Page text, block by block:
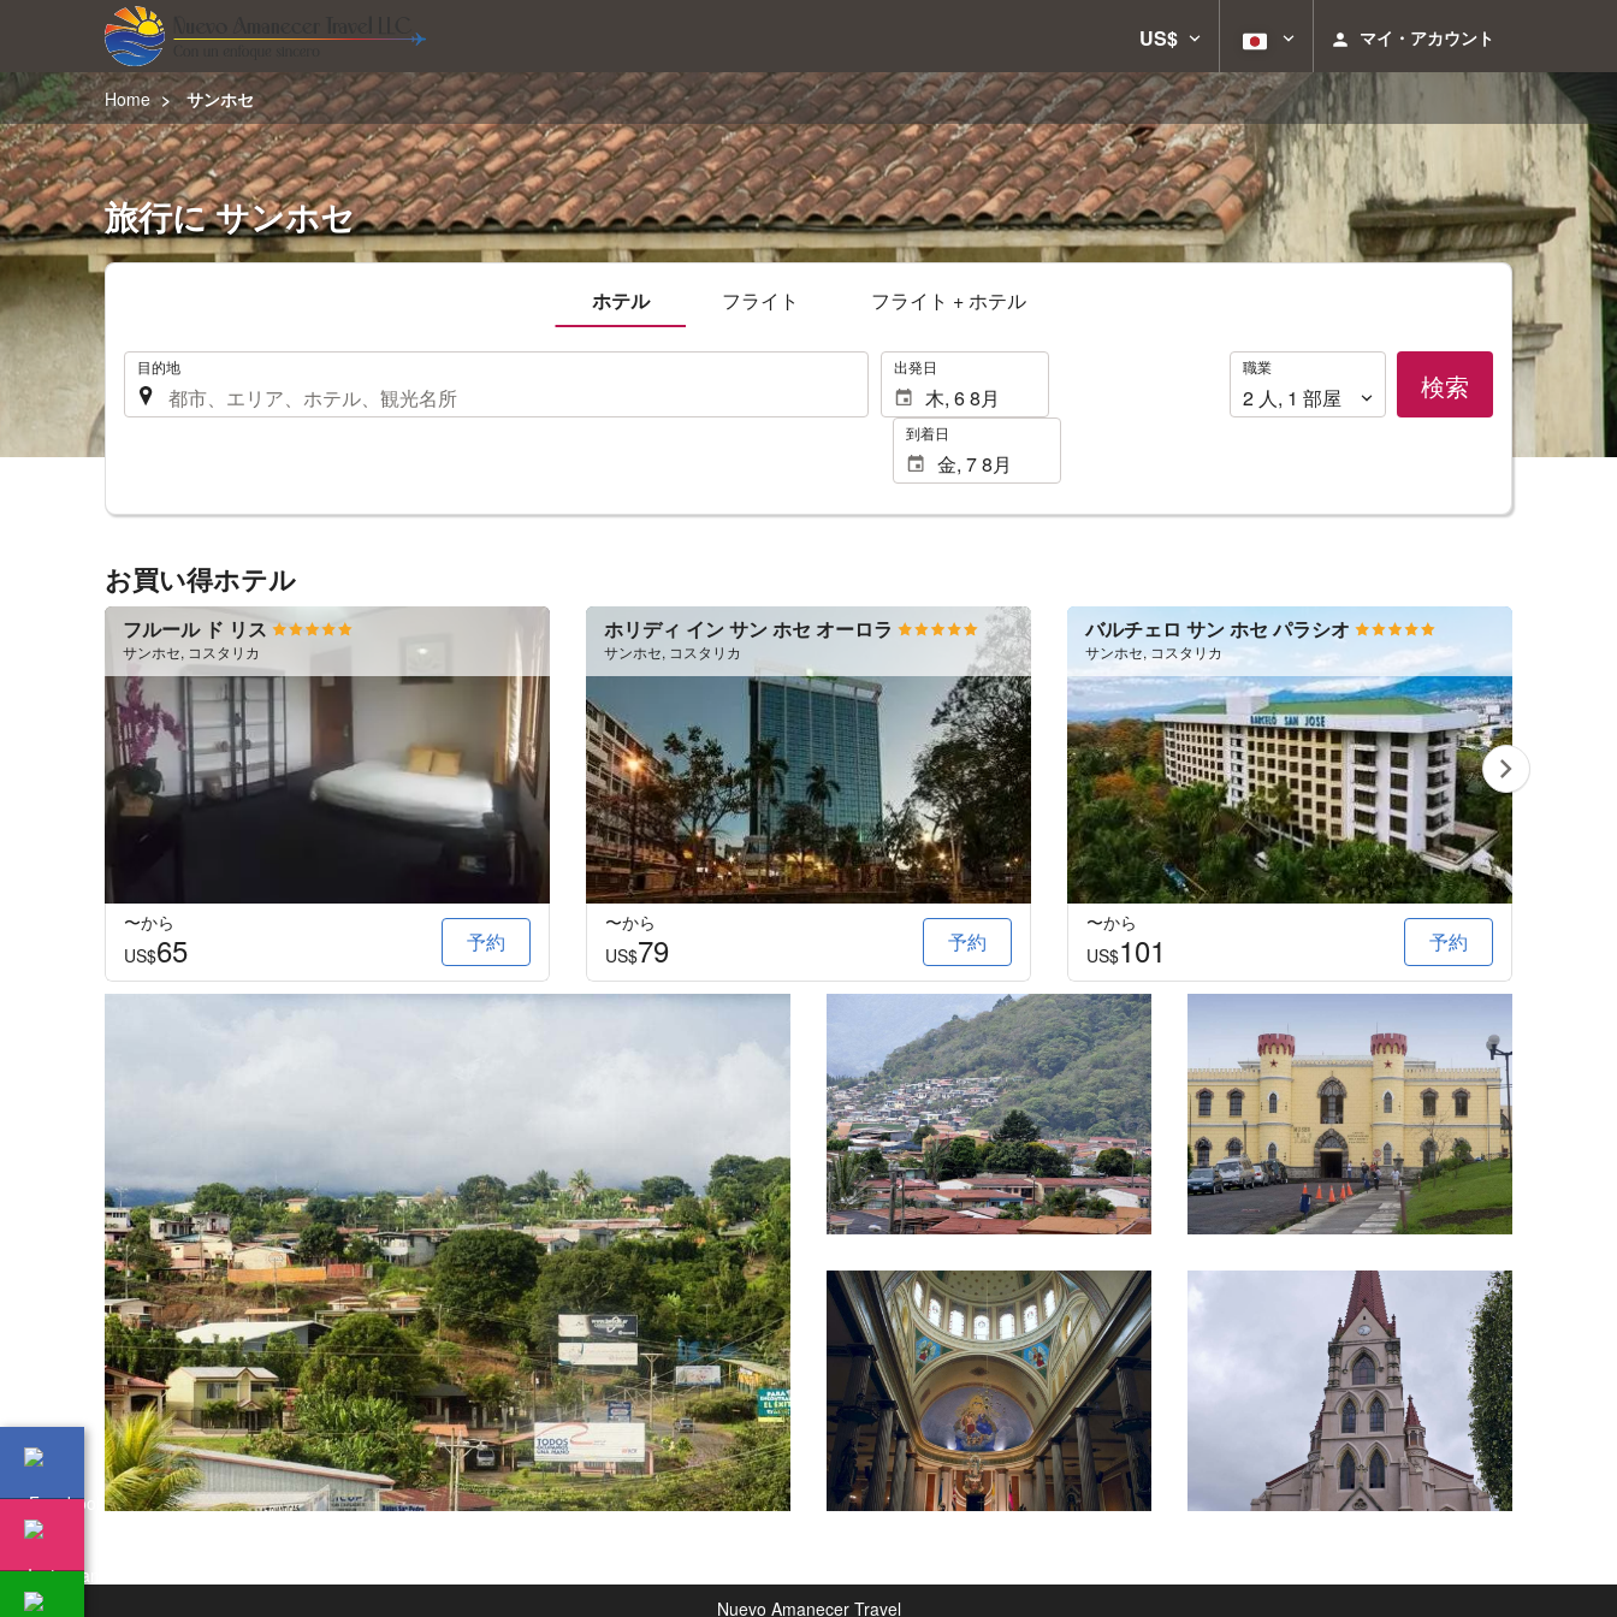
US$ マイ・アカウント
Home サンホセ
旅行に サンホセ
ホテル フライト フライト + ホテル
. 目的地 . 出発日
到着日
職
業
職業
2 人 , 1 部屋 検索
お買い得ホテル
フルール ド リス
サンホセ, コスタリカ
〜から
US$65 予約
ホリディ イン サン ホセ オーロラ
サンホセ, コスタリカ
〜から
US$79 予約
バルチェロ サン ホセ パラシオ
サンホセ, コスタリカ
〜から
US$101 予約
Nuevo Amanecer Travel